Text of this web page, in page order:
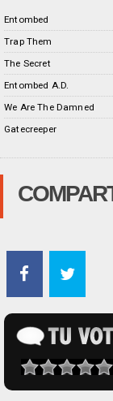
Entombed
Trap Them
The Secret
Entombed A.D.
We Are The Damned
Gatecreeper